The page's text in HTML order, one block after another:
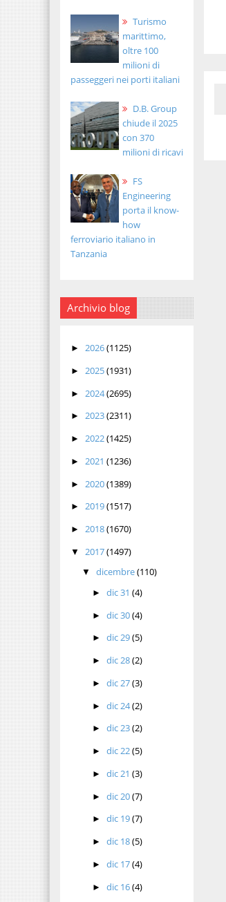
Turismo
marittimo,
oltre 100
milioni di
passeggeri nei porti italiani
D.B. Group
chiude il 2025
con 370
milioni di ricavi
FS
Engineering
porta il know-
how
ferroviario italiano in
Tanzania
Archivio blog
► 2026(1125)
► 2025(1931)
► 2024(2695)
► 2023(2311)
► 2022(1425)
► 2021 (1236)
► 2020(1389)
► 2019(1517)
► 2018(1670)
▼ 2017(1497)
▼ dicembre(110)
►dic 31(4)
►dic 30(4)
►dic 29(5)
►dic 28(2)
►dic 27(3)
►dic 24(2)
►dic 23(2)
►dic 22(5)
►dic 21(3)
►dic 20(7)
►dic 19(7)
►dic 18(5)
►dic 17(4)
►dic 16(4)